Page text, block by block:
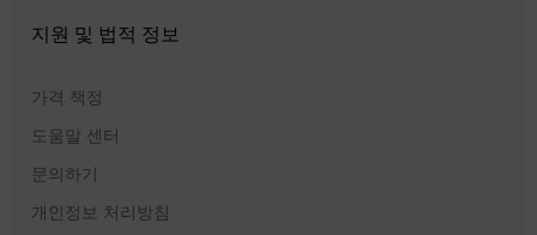
지원 및 법적 정보
가격 책정
도움말 센터
문의하기
개인정보 처리방침